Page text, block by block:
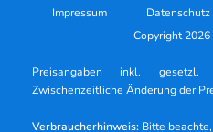
Impressum Datenschutz
Copyright
Preisangaben inkl.
Zwischenzeitliche Änderung der
Verbraucherhinweis: Bitte